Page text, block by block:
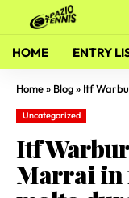
HOME ENTRY
Home» Blog» Itf
Uncategorized
Itf
Marrai in